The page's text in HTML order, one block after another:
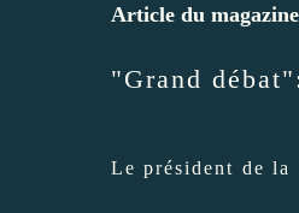
Article du
"Grand
Le président de la